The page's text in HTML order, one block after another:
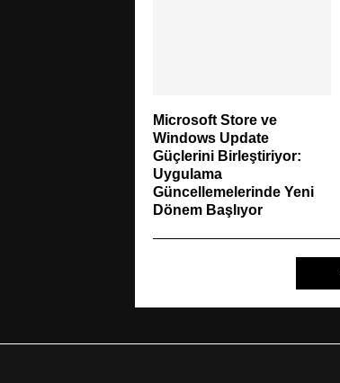
Microsoft Store ve
Windows Update
Güçlerini Birleştiriyor:
Uygulama
Güncellemelerinde Yeni
Dönem Başlıyor